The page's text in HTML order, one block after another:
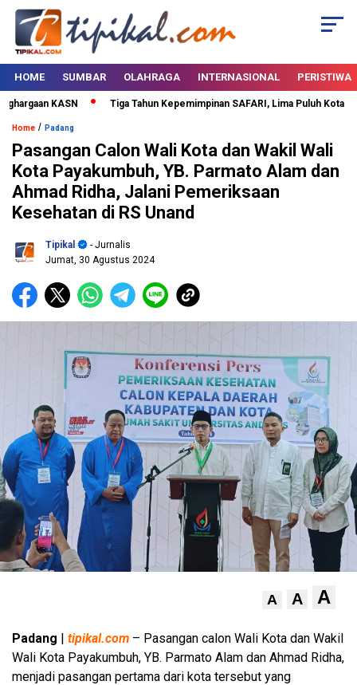
HOME SUMBAR OLAHRAGA INTERNASIONAL PERISTIWA
KASN Tiga Tahun Kepemimpinan SAFARI, Lima Puluh Kota
Home / Padang
Pasangan Calon Wali Kota dan Wakil Wali
Kota Payakumbuh, YB. Parmato Alam dan
Ahmad Ridha, Jalani Pemeriksaan
Kesehatan di RS Unand
Tipikal
- Jurnalis
Jumat, 30 Agustus 2024
A A A
Padang | tipikal.com – Pasangan calon Wali Kota dan Wakil
Wali Kota Payakumbuh, YB. Parmato Alam dan Ahmad Ridha,
menjadi pasangan pertama dari kota tersebut yang